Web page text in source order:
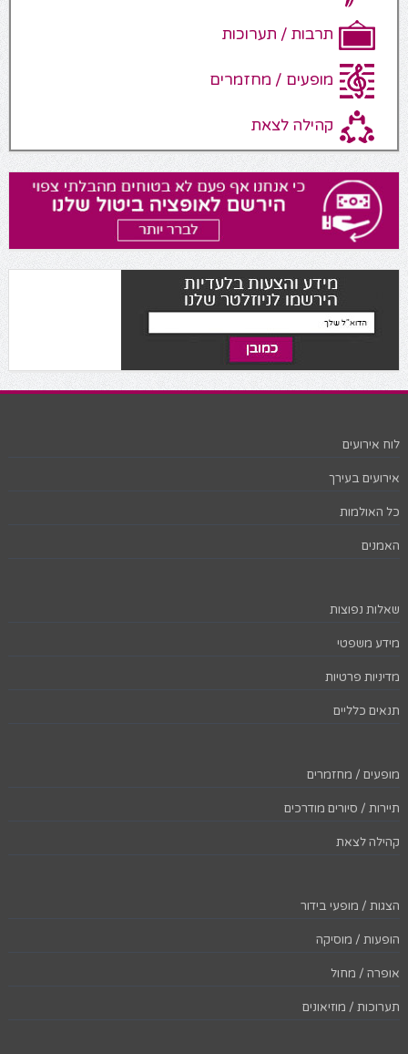
תרבות / תערוכות
מופעים / מחזמרים
קהילה לצאת
לוח אירועים
אירועים בעירך
כל האולמות
האמנים
שאלות נפוצות
מידע משפטי
מדיניות פרטיות
תנאים כלליים
מופעים / מחזמרים
תיירות / סיורים מודרכים
קהילה לצאת
הצגות / מופעי בידור
הופעות / מוסיקה
אופרה / מחול
תערוכות / מוזיאונים